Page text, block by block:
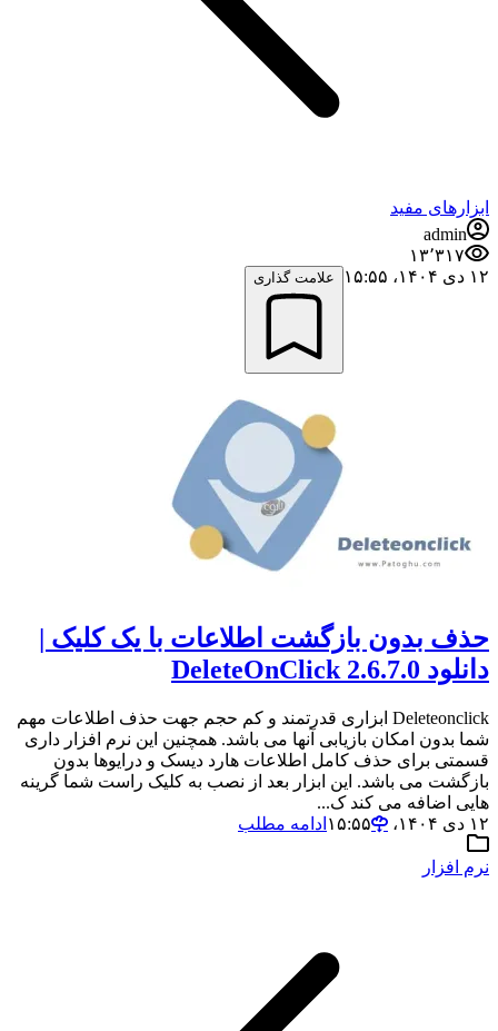
ابزارهای مفید
admin
۱۳٬۳۱۷
۱۲ دی ۱۴۰۴،‏ ۱۵:۵۵
علامت گذاری
حذف بدون بازگشت اطلاعات با یک کلیک |
دانلود DeleteOnClick 2.6.7.0
Deleteonclick ابزاری قدرتمند و کم حجم جهت حذف اطلاعات مهم
شما بدون امکان بازیابی آنها می باشد. همچنین این نرم افزار داری
قسمتی برای حذف کامل اطلاعات هارد دیسک و درایوها بدون
بازگشت می باشد. این ابزار بعد از نصب به کلیک راست شما گرینه
هایی اضافه می کند ک...
۱۲ دی ۱۴۰۴،‏ ۱۵:۵۵
ادامه مطلب
نرم افزار